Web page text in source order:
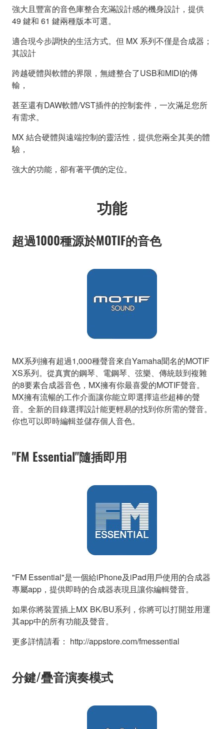
強大且豐富的音色庫整合充滿設計感的機身設計，提供
49 鍵和 61 鍵兩種版本可選。
適合現今步調快的生活方式。但 MX 系列不僅是合成器；
其設計
跨越硬體與軟體的界限，無縫整合了USB和MIDI的傳
輸，
甚至還有DAW軟體/VST插件的控制套件，一次滿足您所
有需求。
MX 結合硬體與遠端控制的靈活性，提供您兩全其美的體
驗，
強大的功能，卻有著平價的定位。
功能
超過1000種源於MOTIF的音色
MX系列擁有超過1,000種聲音來自Yamaha聞名的MOTIF
XS系列。從真實的鋼琴、電鋼琴、弦樂、傳統鼓到複雜
的8要素合成器音色，MX擁有你最喜愛的MOTIF聲音。
MX擁有流暢的工作介面讓你能立即選擇這些超棒的聲
音。全新的目錄選擇設計能更輕易的找到你所需的聲音。
你也可以即時編輯並儲存個人音色。
"FM Essential"隨插即用
"FM Essential"是一個給iPhone及iPad用戶使用的合成器
專屬app，提供即時的合成器表現且讓你編輯聲音。
如果你將裝置插上MX BK/BU系列，你將可以打開並用運
其app中的所有功能及聲音。
更多詳情請看： http://appstore.com/fmessential
分鍵/疊音演奏模式